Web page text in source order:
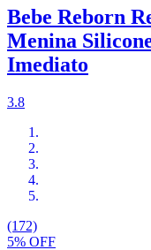
Bebe Reborn
Menina
Imediato
3.8
(172)
5% OFF